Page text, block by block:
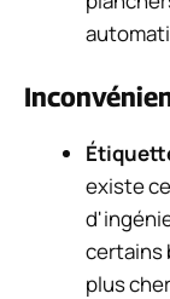
existe
certains
plus